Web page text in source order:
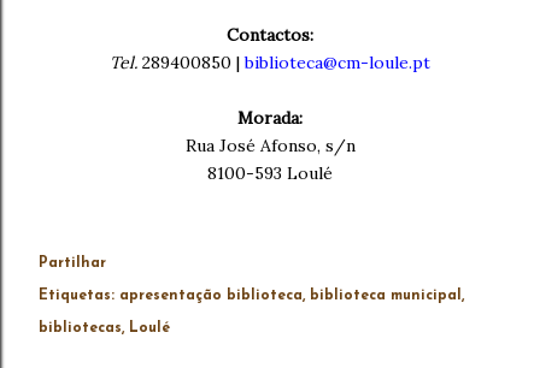
Contactos:
Tel. 289400850 |biblioteca@cm-loule.pt
Morada:
Rua José Afonso, s/n
8100-593 Loulé
Partilhar
Etiquetas: apresentação biblioteca biblioteca municipal
bibliotecas Loulé